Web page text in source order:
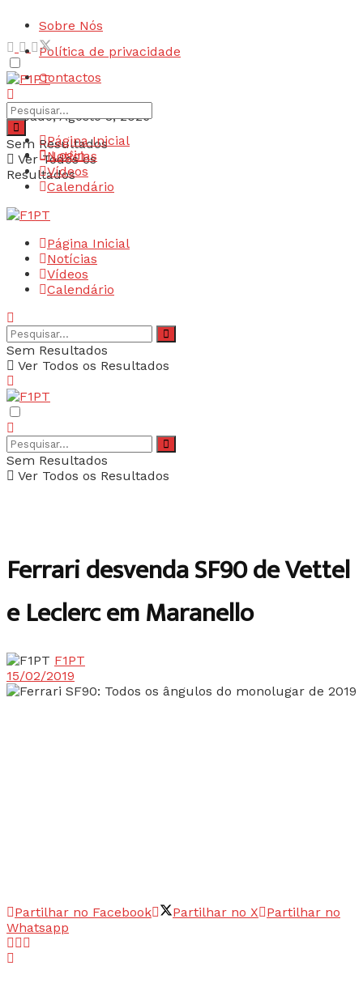
Sobre Nós
Política de privacidade
Contactos
Sábado, Agosto 8, 2026
Login
Sem Resultados
Ver Todos os
Resultados
Página Inicial
Notícias
Vídeos
Calendário
Página Inicial
Notícias
Vídeos
Calendário
Sem Resultados
Ver Todos os Resultados
Sem Resultados
Ver Todos os Resultados
Ferrari desvenda SF90 de Vettel
e Leclerc em Maranello
F1PT
15/02/2019
Partilhar no Facebook Partilhar no X
Partilhar no
Whatsapp